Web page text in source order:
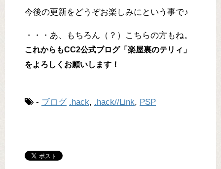
今後の更新をどうぞお楽しみにという事で♪
・・・あ、もちろん（？）こちらの方もね。
これからもCC2公式ブログ「楽屋裏のテリィ」
をよろしくお願いします！
- ブログ .hack, .hack//Link, PSP